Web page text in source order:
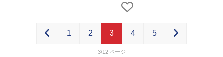
3/12
1 2 3 4 5